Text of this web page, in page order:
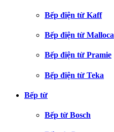
Bếp điện từ Kaff
Bếp điện từ Malloca
Bếp điện từ Pramie
Bếp điện từ Teka
Bếp từ
Bếp từ Bosch